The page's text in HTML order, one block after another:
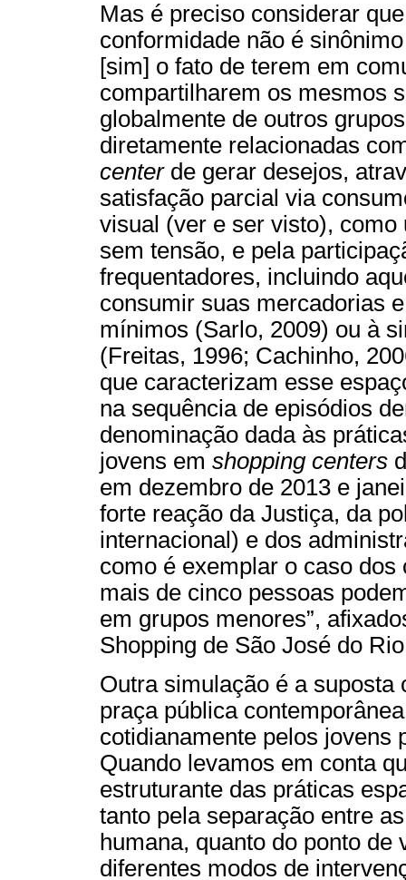
Mas é preciso considerar
conformidade não é
[sim] o fato de terem em
compartilharem os mesmos
globalmente de outros
diretamente relacionadas
center de gerar desejos,
satisfação parcial via
visual (ver e ser visto),
sem tensão, e pela
frequentadores, incluindo
consumir suas mercadorias
mínimos (Sarlo, 2009) ou à
(Freitas, 1996; Cachinho,
que caracterizam esse
na sequência de episódios
denominação dada às
jovens em shopping centers
em dezembro de 2013 e
forte reação da Justiça, da
internacional) e dos
como é exemplar o caso dos
mais de cinco pessoas
em grupos menores”,
Shopping de São José do
Outra simulação é a
praça pública
cotidianamente pelos jovens
Quando levamos em conta
estruturante das práticas
tanto pela separação entre
humana, quanto do ponto de
diferentes modos de